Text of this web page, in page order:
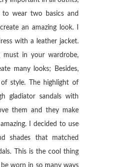
wear two basics and
an amazing look. I
with a leather jacket.
must in your wardrobe,
many looks; Besides,
style. The highlight of
gladiator sandals with
them and they make
I decided to use
shades that matched
This is the cool thing
worn in so many ways